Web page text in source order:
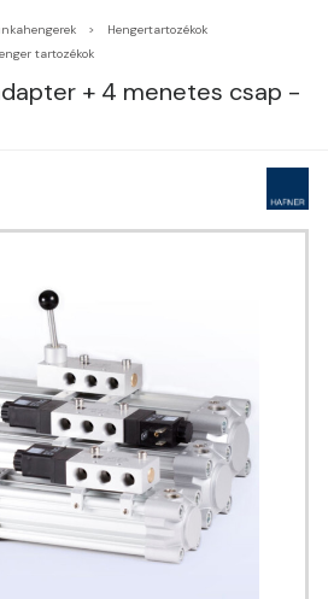
Hengertartozékok
tartozékok
+ 4 menetes csap -